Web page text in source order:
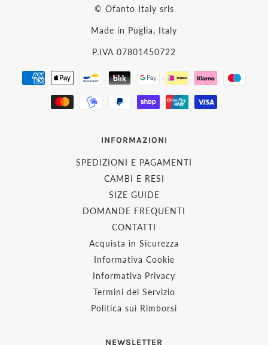
© Ofanto Italy srls
Made in Puglia, Italy
P.IVA 07801450722
INFORMAZIONI
SPEDIZIONI E PAGAMENTI
CAMBI E RESI
SIZE GUIDE
DOMANDE FREQUENTI
CONTATTI
Acquista in Sicurezza
Informativa Cookie
Informativa Privacy
Termini del Servizio
Politica sui Rimborsi
NEWSLETTER